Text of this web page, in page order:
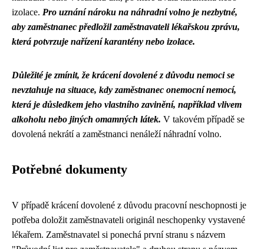
izolace. Pro uznání nároku na náhradní volno je nezbytné,
aby zaměstnanec předložil zaměstnavateli lékařskou zprávu,
která potvrzuje nařízení karantény nebo izolace.
Důležité je zmínit, že krácení dovolené z důvodu nemoci se
nevztahuje na situace, kdy zaměstnanec onemocní nemocí,
která je důsledkem jeho vlastního zavinění, například vlivem
alkoholu nebo jiných omamných látek. V takovém případě se
dovolená nekrátí a zaměstnanci nenáleží náhradní volno.
Potřebné dokumenty
V případě krácení dovolené z důvodu pracovní neschopnosti je
potřeba doložit zaměstnavateli originál neschopenky vystavené
lékařem. Zaměstnavatel si ponechá první stranu s názvem